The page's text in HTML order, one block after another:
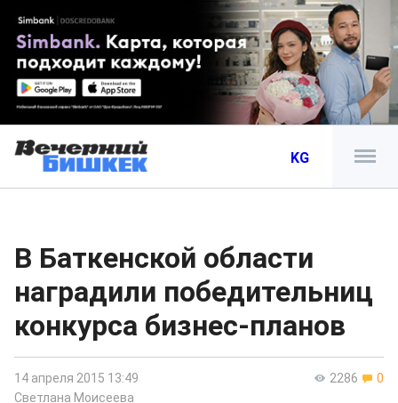
KG
В Баткенской области
наградили победительниц
конкурса бизнес-планов
2286 0
14 апреля 2015 13:49
Светлана Моисеева